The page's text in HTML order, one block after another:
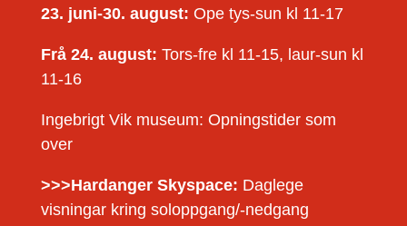
23. juni-30. august: Ope tys-sun kl 11-17
Frå 24. august: Tors-fre kl 11-15, laur-sun kl
11-16
Ingebrigt Vik museum: Opningstider som
over
>>>Hardanger Skyspace: Daglege
visningar kring soloppgang/-nedgang